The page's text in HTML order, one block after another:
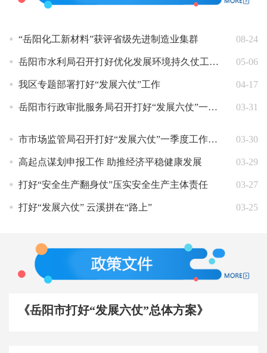
“岳阳化工新材料”获评省级先进制造业集群 08-24
岳阳市水利局召开打好优化发展环境持久仗工作调度会 05-06
我区专题部署打好“发展六仗”工作 04-17
岳阳市行政审批服务局召开打好“发展六仗”一季度工作讲评会 03-31
市市场监管局召开打好“发展六仗”一季度工作讲评会 03-30
高起点谋划申报工作 助推经济平稳健康发展 03-29
打好“安全生产翻身仗”压实安全生产主体责任 03-27
打好“发展六仗” 云溪拼在“路上” 03-25
《岳阳市打好“发展六仗”总体方案》